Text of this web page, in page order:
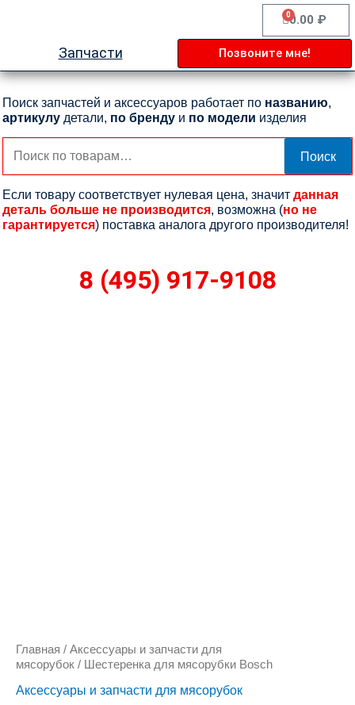
0.00 ₽
0
Cart
Запчасти Позвоните мне!
Поиск запчастей и аксессуаров работает по названию,
артикулу детали, по бренду и по модели изделия
Искать:
Поиск
Если товару соответствует нулевая цена, значит данная
деталь больше не производится, возможна (но не
гарантируется) поставка аналога другого производителя!
8 (495) 917-9108
Главная / Аксессуары и запчасти для
мясорубок / Шестеренка для мясорубки Bosch
Аксессуары и запчасти для мясорубок